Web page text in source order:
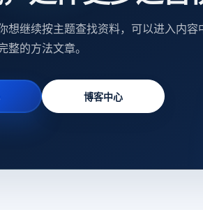
继续按主题查找资料，可以进入内
整的方法文章。
博客中心